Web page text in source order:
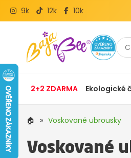
9k 12k 10k
2+2 ZDARMA Ekologické
🏠 » Voskované ubrousky
Voskované